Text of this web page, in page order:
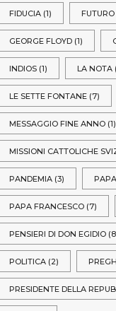
FIDUCIA(1) FUTURO
GEORGE FLOYD(1)
INDIOS(1) LA NOTA
LE SETTE FONTANE(7)
MESSAGGIO FINE ANNO(1)
MISSIONI CATTOLICHE
PANDEMIA(3) PAPA
PAPA FRANCESCO(7)
PENSIERI DI DON EGIDIO
POLITICA(2)
PRESIDENTE DELLA